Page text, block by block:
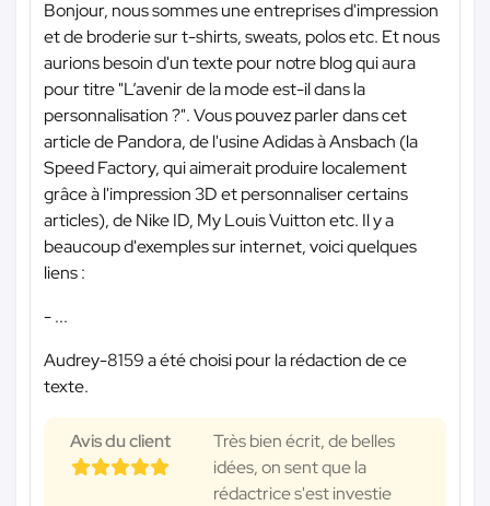
Bonjour, nous sommes une entreprises d'impression
et de broderie sur t-shirts, sweats, polos etc. Et nous
aurions besoin d'un texte pour notre blog qui aura
pour titre "L’avenir de la mode est-il dans la
personnalisation ?". Vous pouvez parler dans cet
article de Pandora, de l'usine Adidas à Ansbach (la
Speed Factory, qui aimerait produire localement
grâce à l'impression 3D et personnaliser certains
articles), de Nike ID, My Louis Vuitton etc. Il y a
beaucoup d'exemples sur internet, voici quelques
liens :
- ...
Audrey-8159 a été choisi pour la rédaction de ce
texte.
Avis du client
Très bien écrit, de belles
idées, on sent que la
rédactrice s'est investie